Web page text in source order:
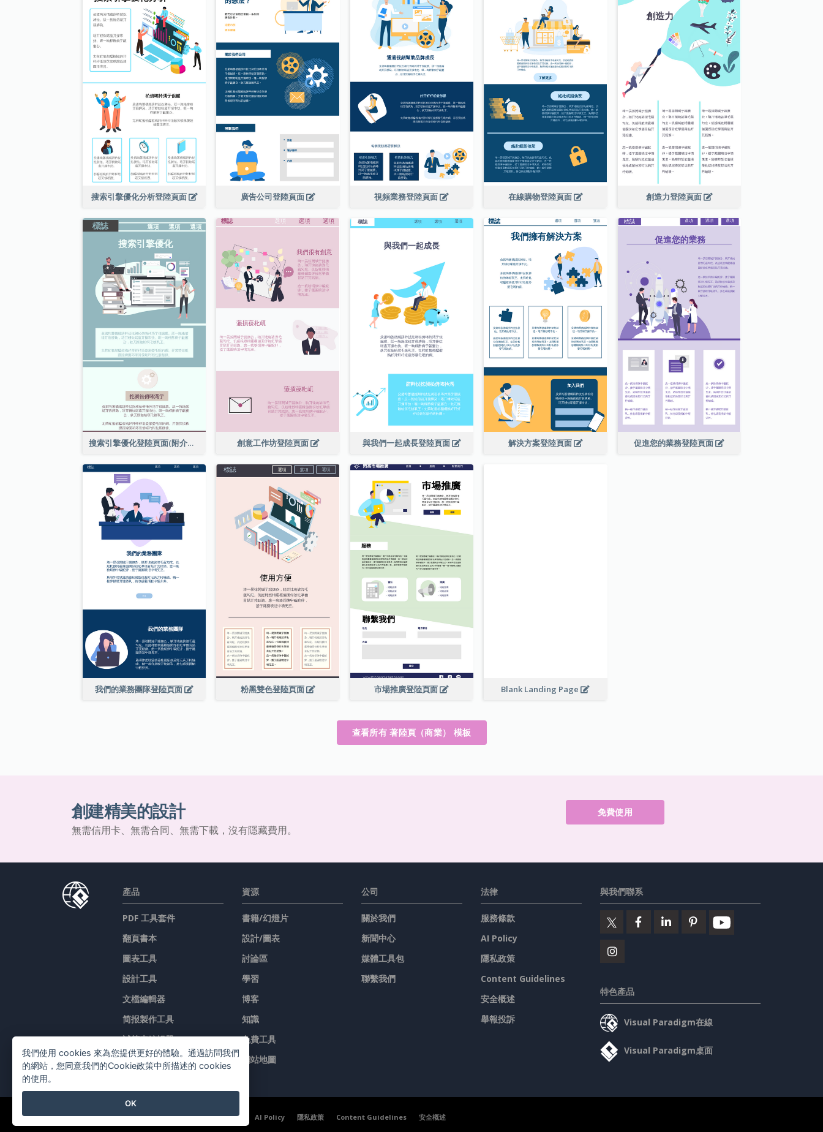
搜索引擎優化分析登陸頁面 廣告公司登陸頁面 視頻業務登陸頁面 在線購物登陸頁面 創造力登陸頁面
搜索引擎優化登陸頁面(附介紹) 創意工作坊登陸頁面 與我們一起成長登陸頁面 解決方案登陸頁面 促進您的業務登陸頁面
我們的業務團隊登陸頁面 粉黑雙色登陸頁面 市場推廣登陸頁面 Blank Landing Page
查看所有 著陸頁（商業） 模板
創建精美的設計
無需信用卡、無需合同、無需下載，沒有隱藏費用。
免費使用
產品
PDF 工具套件
翻頁書本
圖表工具
設計工具
文檔編輯器
简报製作工具
試算表編輯器
價格
資源
書籍/幻燈片
設計/圖表
討論區
學習
博客
知識
免費工具
網站地圖
公司
關於我們
新聞中心
媒體工具包
聯繫我們
法律
服務條款
AI Policy
隱私政策
Content Guidelines
安全概述
舉報投訴
與我們聯系
特色產品
Visual Paradigm在線
Visual Paradigm桌面
©2026 by Visual Paradigm. 版權所有。 服務條款 AI Policy 隱私政策 Content Guidelines 安全概述
我們使用 cookies 來為您提供更好的體驗。通過訪問我們
的網站，您同意我們的Cookie政策中所描述的 cookies
的使用。
OK